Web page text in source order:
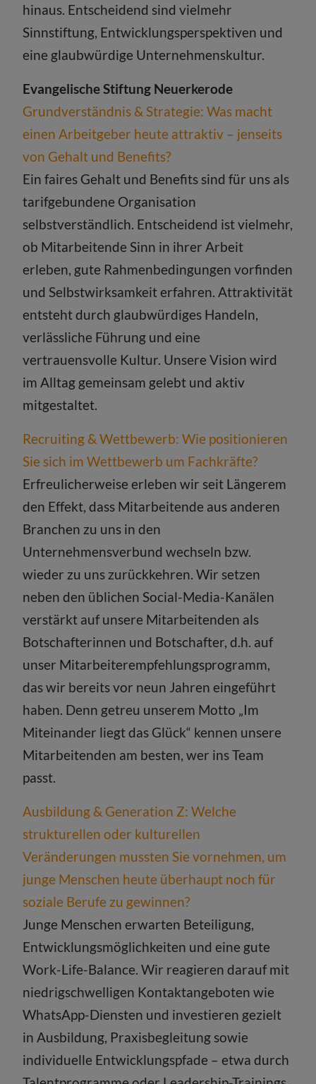
hinaus. Entscheidend sind vielmehr
Sinnstiftung, Entwicklungsperspektiven und
eine glaubwürdige Unternehmenskultur.
Evangelische Stiftung Neuerkerode
Grundverständnis & Strategie: Was macht
einen Arbeitgeber heute attraktiv – jenseits
von Gehalt und Benefits?
Ein faires Gehalt und Benefits sind für uns als
tarifgebundene Organisation
selbstverständlich. Entscheidend ist vielmehr,
ob Mitarbeitende Sinn in ihrer Arbeit
erleben, gute Rahmenbedingungen vorfinden
und Selbstwirksamkeit erfahren. Attraktivität
entsteht durch glaubwürdiges Handeln,
verlässliche Führung und eine
vertrauensvolle Kultur. Unsere Vision wird
im Alltag gemeinsam gelebt und aktiv
mitgestaltet.
Recruiting & Wettbewerb: Wie positionieren
Sie sich im Wettbewerb um Fachkräfte?
Erfreulicherweise erleben wir seit Längerem
den Effekt, dass Mitarbeitende aus anderen
Branchen zu uns in den
Unternehmensverbund wechseln bzw.
wieder zu uns zurückkehren. Wir setzen
neben den üblichen Social-Media-Kanälen
verstärkt auf unsere Mitarbeitenden als
Botschafterinnen und Botschafter, d.h. auf
unser Mitarbeiterempfehlungsprogramm,
das wir bereits vor neun Jahren eingeführt
haben. Denn getreu unserem Motto „Im
Miteinander liegt das Glück“ kennen unsere
Mitarbeitenden am besten, wer ins Team
passt.
Ausbildung & Generation Z: Welche
strukturellen oder kulturellen
Veränderungen mussten Sie vornehmen, um
junge Menschen heute überhaupt noch für
soziale Berufe zu gewinnen?
Junge Menschen erwarten Beteiligung,
Entwicklungsmöglichkeiten und eine gute
Work-Life-Balance. Wir reagieren darauf mit
niedrigschwelligen Kontaktangeboten wie
WhatsApp-Diensten und investieren gezielt
in Ausbildung, Praxisbegleitung sowie
individuelle Entwicklungspfade – etwa durch